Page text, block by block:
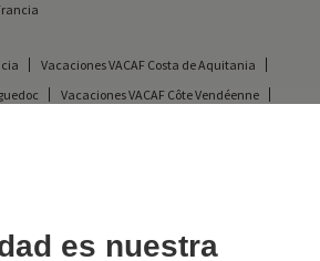
Vacaciones VACAF Costa de Aquitania
Vacaciones VACAF Côte Vendéenne
y Costa Norte
es nuestra